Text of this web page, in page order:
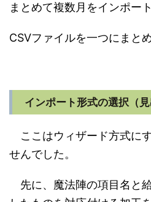
まとめて複数月をインポー
CSVファイルを一つにまと
インポート形式の選択（
ここはウィザード方式に
せんでした。
先に、魔法陣の項目名と